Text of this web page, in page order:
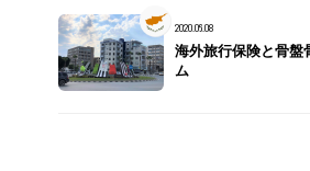
2020.06.08
海外旅行保険と骨盤
ム